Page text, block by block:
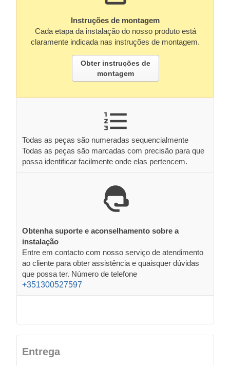
Instruções de montagem
Cada etapa da instalação do nosso produto está
claramente indicada nas instruções de montagem.
Obter instruções de
montagem
Todas as peças são numeradas sequencialmente
Todas as peças são marcadas com precisão para que
possa identificar facilmente onde elas pertencem.
Obtenha suporte e aconselhamento sobre a
instalação
Entre em contacto com nosso serviço de atendimento
ao cliente para obter assistência e quaisquer dúvidas
que possa ter. Número de telefone
+351300527597
Entrega